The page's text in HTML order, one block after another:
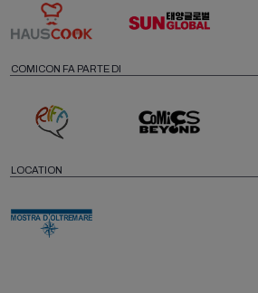
COMICON FA PARTE DI
LOCATION